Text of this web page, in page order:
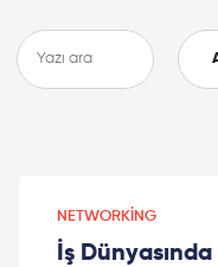
NETWORKING
İş